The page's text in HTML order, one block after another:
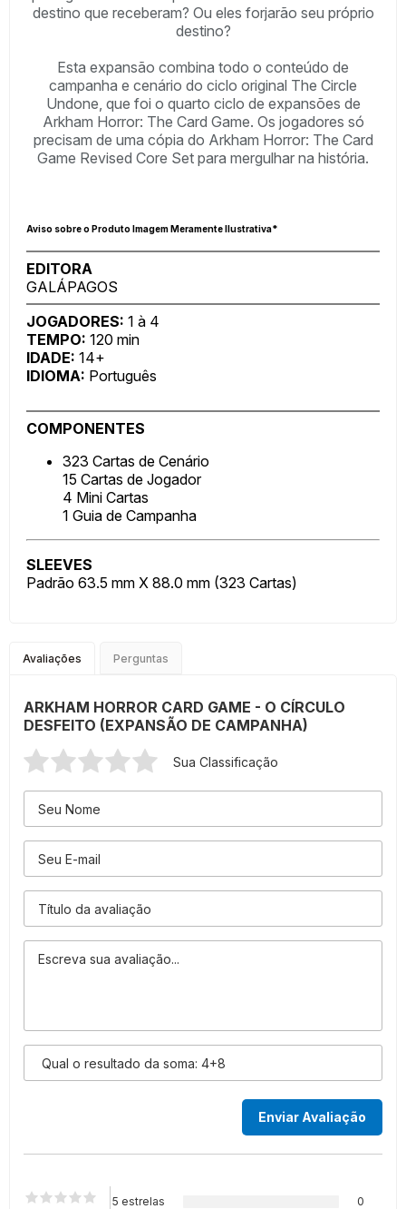
destino que receberam? Ou eles forjarão seu próprio
destino?
Esta expansão combina todo o conteúdo de
campanha e cenário do ciclo original The Circle
Undone, que foi o quarto ciclo de expansões de
Arkham Horror: The Card Game. Os jogadores só
precisam de uma cópia do Arkham Horror: The Card
Game Revised Core Set para mergulhar na história.
Aviso sobre o Produto Imagem Meramente Ilustrativa*
EDITORA
GALÁPAGOS
JOGADORES: 1 à 4
TEMPO: 120 min
IDADE: 14+
IDIOMA: Português
COMPONENTES
323 Cartas de Cenário
15 Cartas de Jogador
4 Mini Cartas
1 Guia de Campanha
SLEEVES
Padrão 63.5 mm X 88.0 mm (323 Cartas)
Avaliações Perguntas
ARKHAM HORROR CARD GAME - O CÍRCULO
DESFEITO (EXPANSÃO DE CAMPANHA)
Sua Classificação
5 estrelas
0